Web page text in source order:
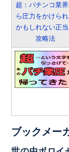
超：パチンコ業
ら圧力をかけら
かもしれない正
攻略法
ブックメー